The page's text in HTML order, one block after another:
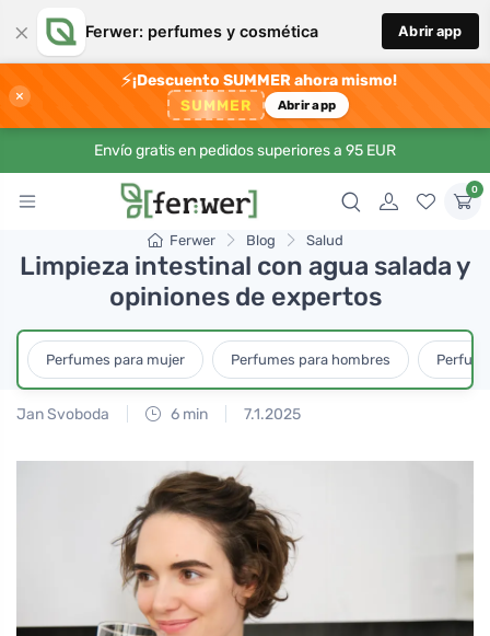
× Ferwer: perfumes y cosmética Abrir app
×
⚡¡Descuento SUMMER ahora mismo!
SUMMER Abrir app
Envío gratis en pedidos superiores a 95 EUR
0
Ferwer Blog Salud
Limpieza intestinal con agua salada y
opiniones de expertos
Perfumes para mujer Perfumes para hombres
Jan Svoboda 6 min 7.1.2025